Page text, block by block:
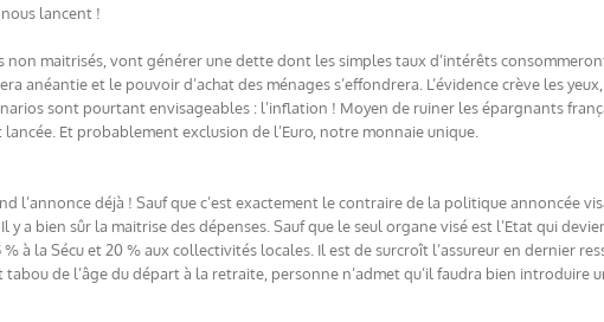
lancent !
maitrisés, vont générer une dette dont les simples taux d’intérêts
anéantie et le pouvoir d’achat des ménages s’effondrera. L’évidence crève les
sont pourtant envisageables : l’inflation ! Moyen de ruiner les épargnants
Et probablement exclusion de l’Euro, notre monnaie unique.
l’annonce déjà ! Sauf que c’est exactement le contraire de la politique annoncée
y a bien sûr la maitrise des dépenses. Sauf que le seul organe visé est l’Etat qui
à la Sécu et 20 % aux collectivités locales. Il est de surcroît l’assureur en dernier
de l’âge du départ à la retraite, personne n’admet qu’il faudra bien introduire